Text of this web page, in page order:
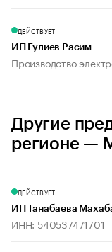
ДЕЙСТВУЕТ
ИП Гулиев Расим
Производство
Другие
регионе —
ДЕЙСТВУЕТ
ИП Танабаева
ИНН: 540537471701